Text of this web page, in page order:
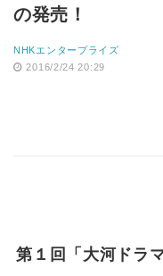
の発売！
NHKエンタープライズ
2016/2/24 20:29
第１回「大河ドラ